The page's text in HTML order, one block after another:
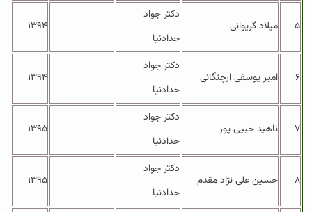
۵ میلاد گریوانی
دکتر جواد
حدادنیا
۱۳۹۴
۶ امیر یوسفی ارچنگانی
دکتر جواد
حدادنیا
۱۳۹۴
۷ ناهید حبیی پور
دکتر جواد
حدادنیا
۱۳۹۵
۸ حسین علی نژاد مقدم
دکتر جواد
حدادنیا
۱۳۹۵